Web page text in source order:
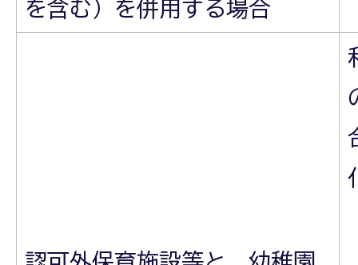
を含む）を併用する場合